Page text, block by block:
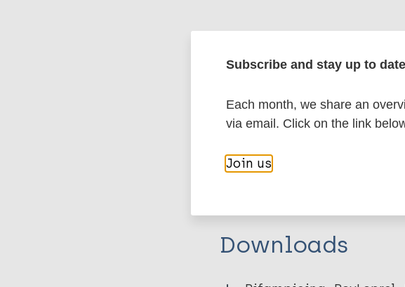
More
Journal Article
Author
Martin M
Export
BibTeX
Downloads
Subscribe and stay up to
Each month, we share an
via email. Click on the link
Join us